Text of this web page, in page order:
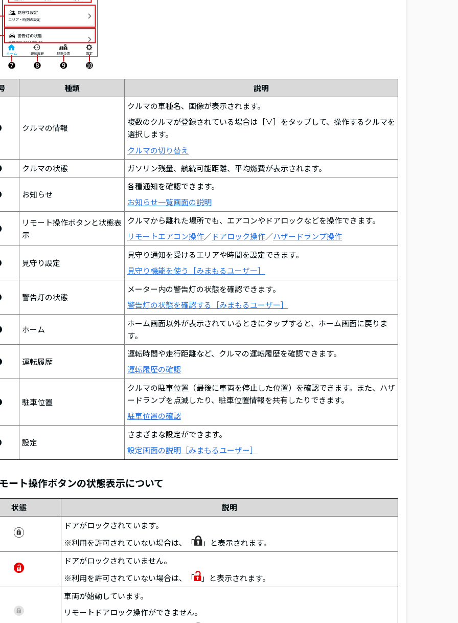
種類 説明
クルマの情報
クルマの車種名、画像が表示されます。
複数のクルマが登録されている場合は［∨］をタップして、操作するクルマを
選択します。
クルマの切り替え
クルマの状態 ガソリン残量、航続可能距離、平均燃費が表示されます。
お知らせ
各種通知を確認できます。
お知らせ一覧画面の説明
リモート操作ボタンと状態表
示
クルマから離れた場所でも、エアコンやドアロックなどを操作できます。
リモートエアコン操作／ドアロック操作／ハザードランプ操作
見守り設定
見守り通知を受けるエリアや時間を設定できます。
見守り機能を使う［みまもるユーザー］
警告灯の状態
メーター内の警告灯の状態を確認できます。
警告灯の状態を確認する［みまもるユーザー］
ホーム
ホーム画面以外が表示されているときにタップすると、ホーム画面に戻りま
す。
運転履歴
運転時間や走行距離など、クルマの運転履歴を確認できます。
運転履歴の確認
駐車位置
クルマの駐車位置（最後に車両を停止した位置）を確認できます。また、ハザ
ードランプを点滅したり、駐車位置情報を共有したりできます。
駐車位置の確認
設定
さまざまな設定ができます。
設定画面の説明［みまもるユーザー］
ート操作ボタンの状態表示について
状態
説明
ドアがロックされています。
※利用を許可されていない場合は、「
」と表示されます。
ドアがロックされていません。
※利用を許可されていない場合は、「
」と表示されます。
車両が始動しています。
リモートドアロック操作ができません。